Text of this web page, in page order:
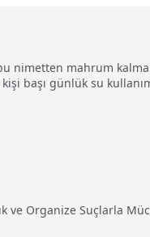
nimetten mahrum
başı günlük su
ve Organize Suçlarla